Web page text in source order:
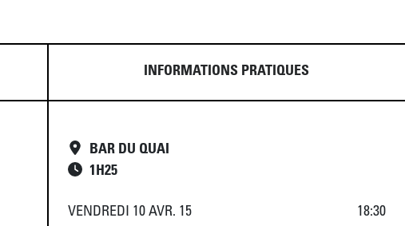
INFORMATIONS PRATIQUES
BAR DU QUAI
1H25
VENDREDI 10 AVR. 15 18:30